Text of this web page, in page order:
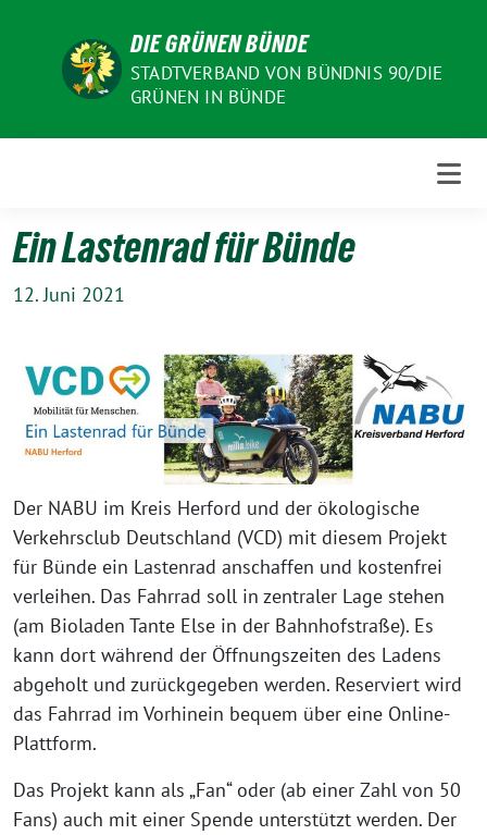
DIE GRÜNEN BÜNDE
STADTVERBAND VON BÜNDNIS 90/DIE
GRÜNEN IN BÜNDE
Ein Lastenrad für Bünde
12. Juni 2021
Der NABU im Kreis Herford und der ökologische
Verkehrsclub Deutschland (VCD) mit diesem Projekt
für Bünde ein Lastenrad anschaffen und kostenfrei
verleihen. Das Fahrrad soll in zentraler Lage stehen
(am Bioladen Tante Else in der Bahnhofstraße). Es
kann dort während der Öffnungszeiten des Ladens
abgeholt und zurückgegeben werden. Reserviert wird
das Fahrrad im Vorhinein bequem über eine Online-
Plattform.
Das Projekt kann als „Fan“ oder (ab einer Zahl von 50
Fans) auch mit einer Spende unterstützt werden. Der